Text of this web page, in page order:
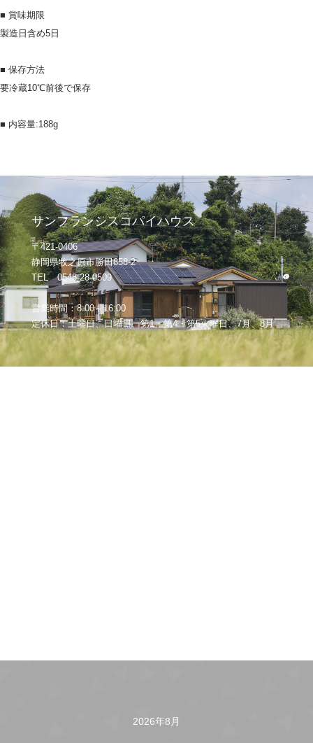
■ 賞味期限
製造日含め5日
■ 保存方法
要冷蔵10℃前後で保存
■ 内容量:188g
サンフランシスコパイハウス
〒421-0406
静岡県牧之原市勝田858-2
TEL 0548-28-0509
営業時間：8:00～16:00
定休日：土曜日、日曜日、第1・第4・第5火曜日、7月、8月
2026年8月